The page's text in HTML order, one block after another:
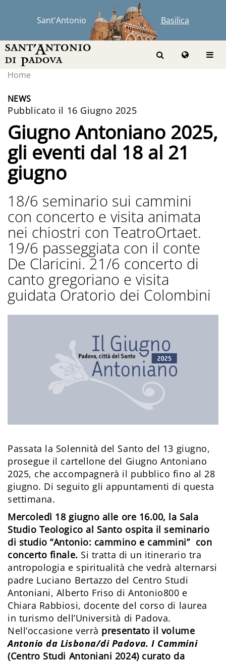
Sant'Antonio Basilica
Home
NEWS
Pubblicato il 16 Giugno 2025
Giugno Antoniano 2025,
gli eventi dal 18 al 21
giugno
18/6 seminario sui cammini
con concerto e visita animata
nei chiostri con TeatroOrtaet.
19/6 passeggiata con il conte
De Claricini. 21/6 concerto di
canto gregoriano e visita
guidata Oratorio dei Colombini
Passata la Solennità del Santo del 13 giugno,
prosegue il cartellone del Giugno Antoniano
2025, che accompagnerà il pubblico fino al 28
giugno. Di seguito gli appuntamenti di questa
settimana.
Mercoledì 18 giugno alle ore 16.00, la Sala
Studio Teologico al Santo ospita il seminario
di studio “Antonio: cammino e cammini” con
concerto finale. Si tratta di un itinerario tra
antropologia e spiritualità che vedrà alternarsi
padre Luciano Bertazzo del Centro Studi
Antoniani, Alberto Friso di Antonio800 e
Chiara Rabbiosi, docente del corso di laurea
in turismo dell’Università di Padova.
Nell’occasione verrà presentato il volume
Antonio da Lisbona/di Padova. I Cammini
(Centro Studi Antoniani 2024) curato da